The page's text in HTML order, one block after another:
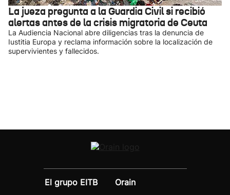
La jueza pregunta a la Guardia Civil si recibió
alertas antes de la crisis migratoria de Ceuta
La Audiencia Nacional abre diligencias tras la denuncia de
Iustitia Europa y reclama información sobre la localización de
supervivientes y fallecidos.
El grupo EITB
Orain